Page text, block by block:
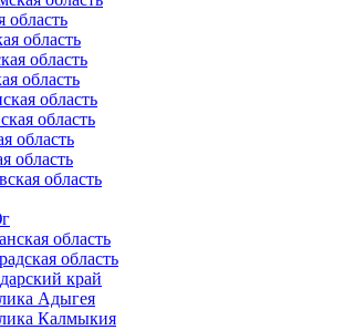
область
область
область
область
область
область
область
область
область
область
область
край
Адыгея
Калмыкия